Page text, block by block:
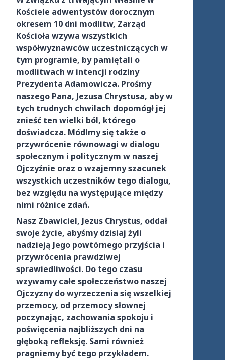
Kościele adwentystów dorocznym
okresem 10 dni modlitw, Zarząd
Kościoła wzywa wszystkich
współwyznawców uczestniczących w
tym programie, by pamiętali o
modlitwach w intencji rodziny
Prezydenta Adamowicza. Prośmy
naszego Pana, Jezusa Chrystusa, aby w
tych trudnych chwilach dopomógł jej
znieść ten wielki ból, którego
doświadcza. Módlmy się także o
przywrócenie równowagi w dialogu
społecznym i politycznym w naszej
Ojczyźnie oraz o wzajemny szacunek
wszystkich uczestników tego dialogu,
bez względu na występujące między
nimi różnice zdań.
Nasz Zbawiciel, Jezus Chrystus, oddał
swoje życie, abyśmy dzisiaj żyli
nadzieją Jego powtórnego przyjścia i
przywrócenia prawdziwej
sprawiedliwości. Do tego czasu
wzywamy całe społeczeństwo naszej
Ojczyzny do wyrzeczenia się wszelkiej
przemocy, od przemocy słownej
poczynając, zachowania spokoju i
poświęcenia najbliższych dni na
głęboką refleksję. Sami również
pragniemy być tego przykładem.